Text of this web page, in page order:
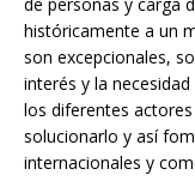
históricamente a un
son excepcionales,
interés y la
los diferentes
solucionarlo y así
internacionales y